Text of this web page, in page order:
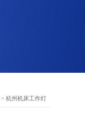
> 杭州机床工作灯